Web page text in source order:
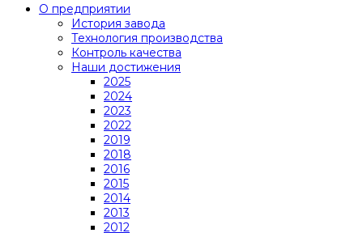
О предприятии
История завода
Технология производства
Контроль качества
Наши достижения
2025
2024
2023
2022
2019
2018
2016
2015
2014
2013
2012